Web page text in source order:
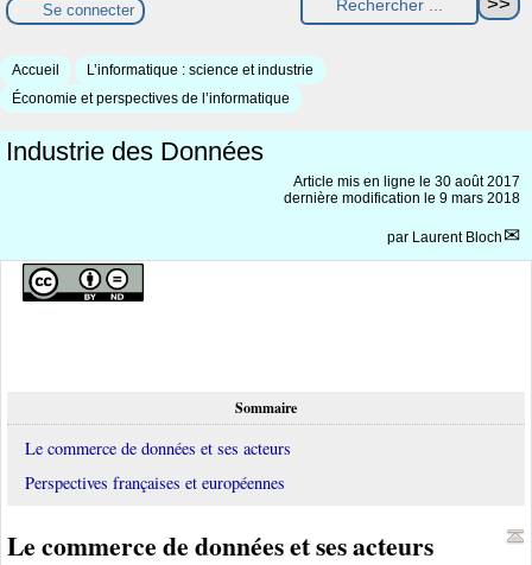
Se connecter
Accueil
L’informatique : science et industrie
Économie et perspectives de l’informatique
Industrie des Données
Article mis en ligne le 30 août 2017
dernière modification le 9 mars 2018
par Laurent Bloch
Sommaire
Le commerce de données et ses acteurs
Perspectives françaises et européennes
Le commerce de données et ses acteurs